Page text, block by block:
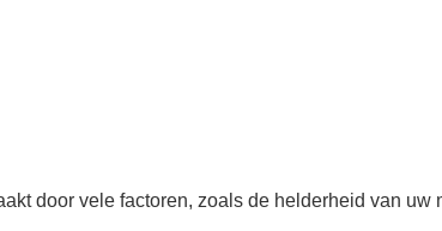
door vele factoren, zoals de helderheid van uw